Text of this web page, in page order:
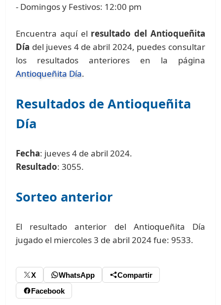
- Domingos y Festivos: 12:00 pm
Encuentra aquí el resultado del Antioqueñita
Día del jueves 4 de abril 2024, puedes consultar
los resultados anteriores en la página
Antioqueñita Día.
Resultados de Antioqueñita
Día
Fecha: jueves 4 de abril 2024.
Resultado: 3055.
Sorteo anterior
El resultado anterior del Antioqueñita Día
jugado el miercoles 3 de abril 2024 fue: 9533.
X WhatsApp
Compartir
Facebook